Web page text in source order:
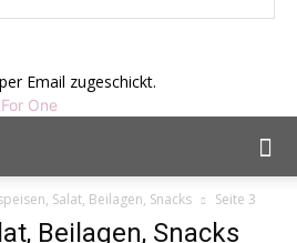
Email zugeschickt.
One
Salat, Beilagen, Snacks Seite 3
Beilagen, Snacks